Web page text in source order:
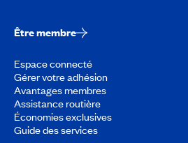
Être membre
Espace connecté
Gérer votre adhésion
Avantages membres
Assistance routière
Économies exclusives
Guide des services